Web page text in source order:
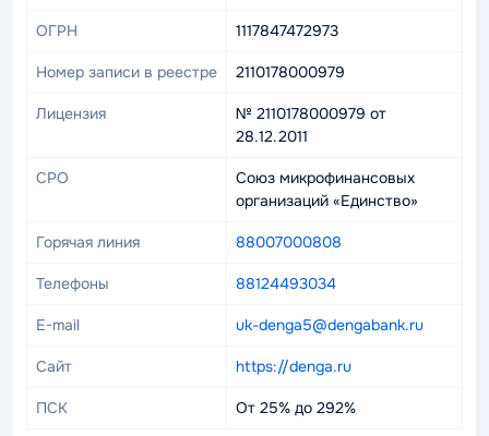
ОГРН 1117847472973
Номер записи в реестре 2110178000979
Лицензия
№ 2110178000979 от
28.12.2011
СРО
Союз микрофинансовых
организаций «Единство»
Горячая линия 88007000808
Телефоны 88124493034
E-mail uk-denga5@dengabank.ru
Сайт https://denga.ru
ПСК От 25% до 292%